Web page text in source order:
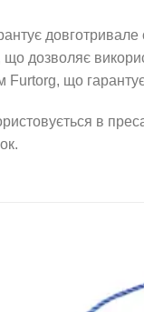
довготривале
дозволяє
що гарантує
в пресах